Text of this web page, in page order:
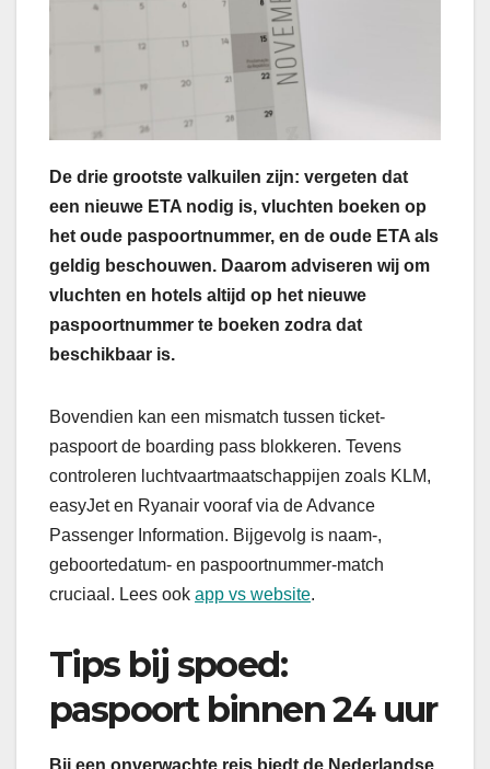
De drie grootste valkuilen zijn: vergeten dat
een nieuwe ETA nodig is, vluchten boeken op
het oude paspoortnummer, en de oude ETA als
geldig beschouwen. Daarom adviseren wij om
vluchten en hotels altijd op het nieuwe
paspoortnummer te boeken zodra dat
beschikbaar is.
Bovendien kan een mismatch tussen ticket-
paspoort de boarding pass blokkeren. Tevens
controleren luchtvaartmaatschappijen zoals KLM,
easyJet en Ryanair vooraf via de Advance
Passenger Information. Bijgevolg is naam-,
geboortedatum- en paspoortnummer-match
cruciaal. Lees ook app vs website.
Tips bij spoed:
paspoort binnen 24 uur